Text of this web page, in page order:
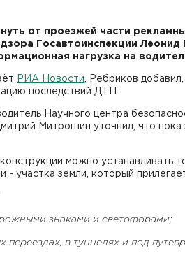
от проезжей части
Госавтоинспекции Леонид
нагрузка на
РИА Новости , Ребриков
последствий ДТП.
Научного центра
Митрошин уточнил, что пока
можно устанавливать
- участка земли, который
знаками и светофорами;
в туннелях и под